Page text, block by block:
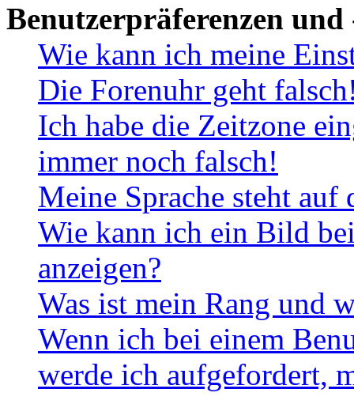
Benutzerpräferenzen und
Wie kann ich meine
Die Forenuhr geht
Ich habe die Zeitzone
immer noch falsch!
Meine Sprache steht
Wie kann ich ein Bild
anzeigen?
Was ist mein Rang und
Wenn ich bei einem
werde ich aufgefordert,